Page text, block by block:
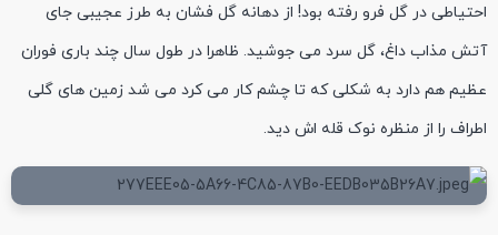
احتیاطی در گل فرو رفته بود! از دهانه گل فشان به طرز عجیبی جای
آتش مذاب داغ، گل سرد می جوشید. ظاهرا در طول سال چند باری فوران
عظیم هم دارد به شکلی که تا چشم کار می کرد می شد زمین های گلی
اطراف را از منظره نوک قله اش دید.